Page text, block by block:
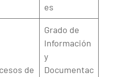
es
de
Grado de
Información
y
Documentac